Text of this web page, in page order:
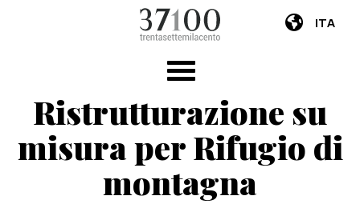
ITA
Ristrutturazione su
misura per Rifugio di
montagna